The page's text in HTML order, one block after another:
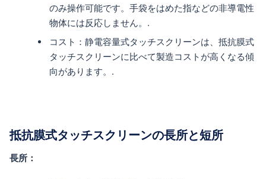
のみ操作可能です。手袋をはめた指などの非導電性
物体には反応しません。.
コスト：静電容量式タッチスクリーンは、抵抗膜式
タッチスクリーンに比べて製造コストが高くなる傾
向があります。.
抵抗膜式タッチスクリーンの長所と短所
長所：